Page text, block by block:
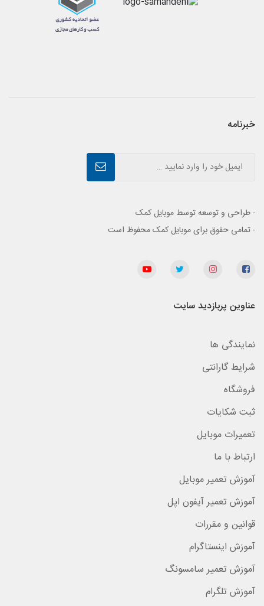
خبرنامه
- طراحی و توسعه توسط موبایل کمک
- تمامی حقوق برای موبایل کمک محفوظ است
عناوین پربازدید سایت
نمایندگی ها
شرایط گارانتی
فروشگاه
ثبت شکایات
تعمیرات موبایل
ارتباط با ما
آموزش تعمیر موبایل
آموزش تعمیر آیفون اپل
قوانین و مقررات
آموزش اینستاگرام
آموزش تعمیر سامسونگ
آموزش تلگرام